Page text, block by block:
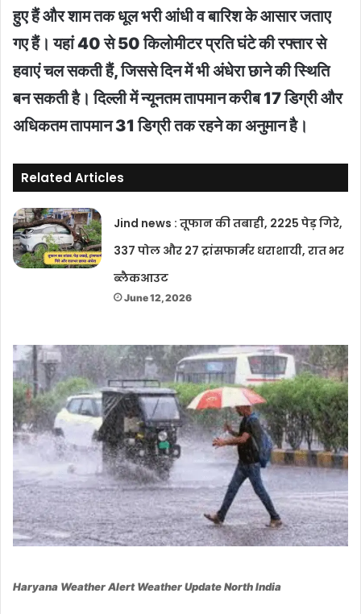
हुए हैं और शाम तक धूल भरी आंधी व बारिश के आसार जताए
गए हैं। यहां 40 से 50 किलोमीटर प्रति घंटे की रफ्तार से
हवाएं चल सकती हैं, जिससे दिन में भी अंधेरा छाने की स्थिति
बन सकती है। दिल्ली में न्यूनतम तापमान करीब 17 डिग्री और
अधिकतम तापमान 31 डिग्री तक रहने का अनुमान है।
Related Articles
Jind news : तूफान की तबाही, 2225 पेड़ गिरे,
337 पोल और 27 ट्रांसफार्मर धराशायी, रात भर
ब्लैकआउट
June 12, 2026
Haryana Weather Alert Weather Update North India